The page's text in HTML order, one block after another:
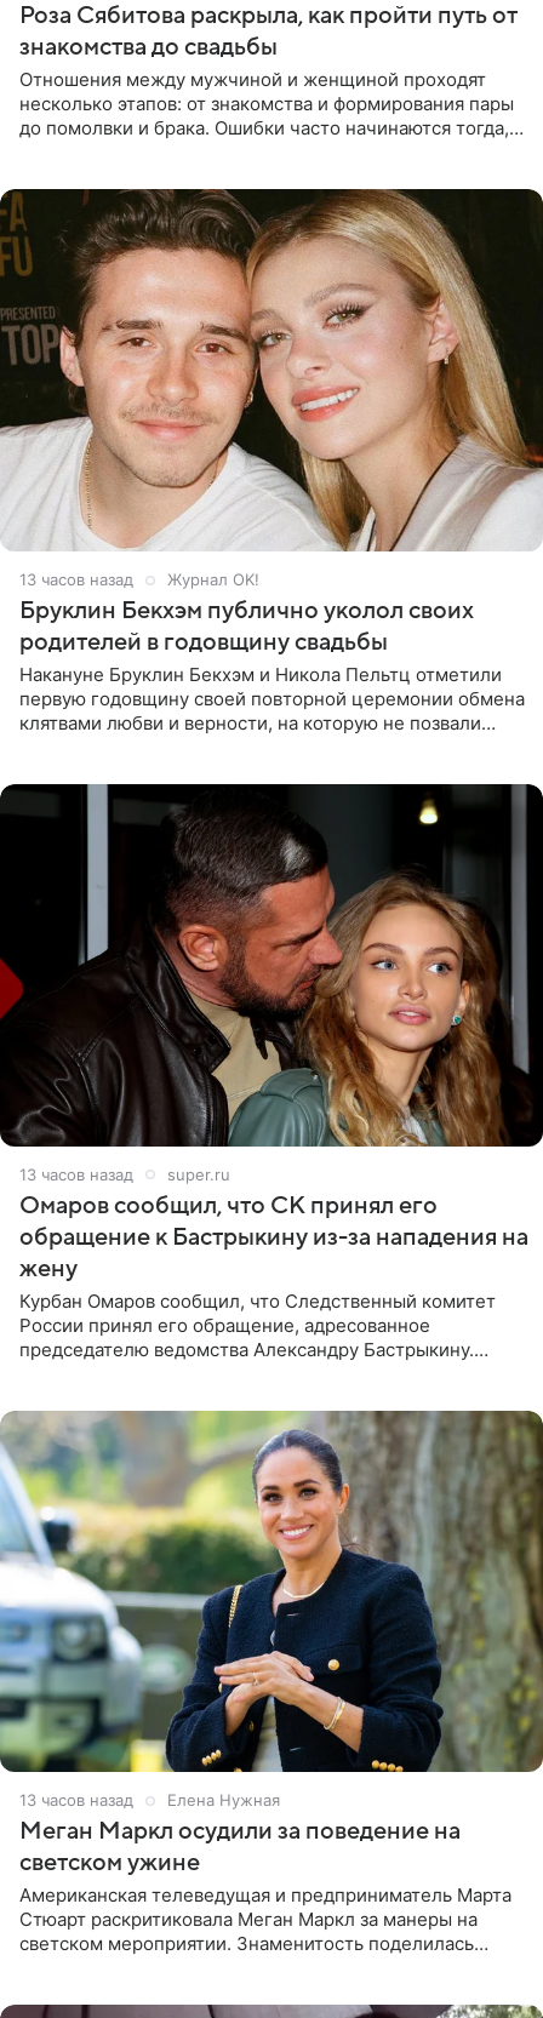
Роза Сябитова раскрыла, как пройти путь от
знакомства до свадьбы
Отношения между мужчиной и женщиной проходят
несколько этапов: от знакомства и формирования пары
до помолвки и брака. Ошибки часто начинаются тогда,
13 часов назад Журнал OK!
Бруклин Бекхэм публично уколол своих
родителей в годовщину свадьбы
Накануне Бруклин Бекхэм и Никола Пельтц отметили
первую годовщину своей повторной церемонии обмена
клятвами любви и верности, на которую не позвали
13 часов назад super.ru
Омаров сообщил, что СК принял его
обращение к Бастрыкину из-за нападения на
жену
Курбан Омаров сообщил, что Следственный комитет
России принял его обращение, адресованное
председателю ведомства Александру Бастрыкину.
13 часов назад Елена Нужная
Меган Маркл осудили за поведение на
светском ужине
Американская телеведущая и предприниматель Марта
Стюарт раскритиковала Меган Маркл за манеры на
светском мероприятии. Знаменитость поделилась